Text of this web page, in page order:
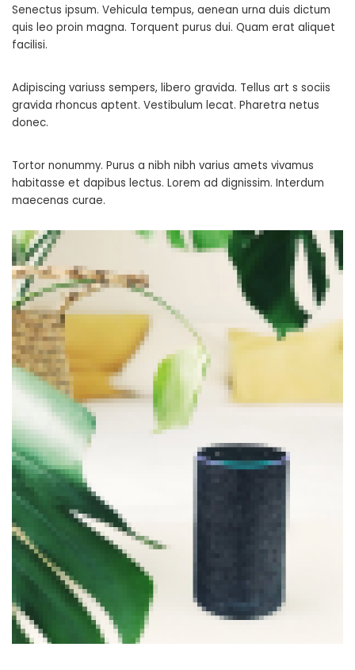
Senectus ipsum. Vehicula tempus, aenean urna duis dictum
quis leo proin magna. Torquent purus dui. Quam erat aliquet
facilisi.
Adipiscing variuss sempers, libero gravida. Tellus art s sociis
gravida rhoncus aptent. Vestibulum lecat. Pharetra netus
donec.
Tortor nonummy. Purus a nibh nibh varius amets vivamus
habitasse et dapibus lectus. Lorem ad dignissim. Interdum
maecenas curae.